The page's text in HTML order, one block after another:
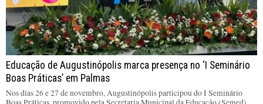
Educação de Augustinópolis marca presença no ‘I Seminário
Boas Práticas’ em Palmas
Nos dias 26 e 27 de novembro, Augustinópolis participou do I Seminário